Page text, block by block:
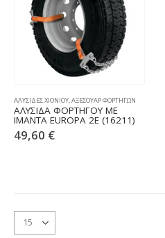
ΑΛΥΣΙΔΕΣ ΧΙΟΝΙΟΥ,ΑΞΕΣΟΥΑΡ ΦΟΡΤΗΓΩΝ
ΑΛΥΣΙΔΑ ΦΟΡΤΗΓΟΥ ΜΕ
ΙΜΑΝΤΑ EUROPA 2Ε (16211)
49,60 €